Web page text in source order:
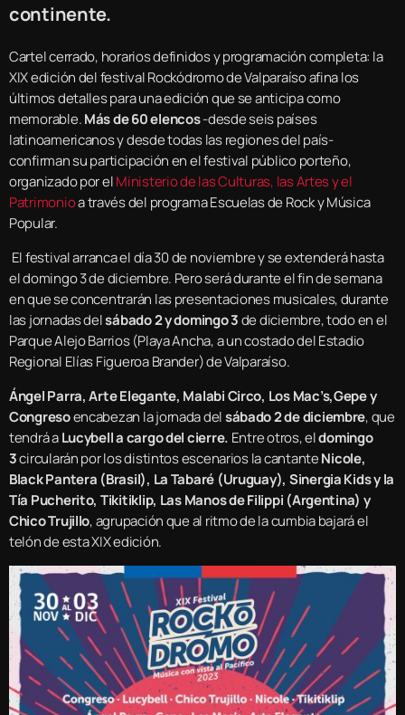
continente.
Cartel cerrado, horarios definidos y programación completa: la
XIX edición del festival Rockódromo de Valparaíso afina los
últimos detalles para una edición que se anticipa como
memorable.Más de 60 elencos-desde seis países
latinoamericanos y desde todas las regiones del país-
confirman su participación en el festival público porteño,
organizado por elMinisterio de las Culturas, las Artes y el
Patrimonioa través del programa Escuelas de Rock y Música
Popular.
El festival arranca el día 30 de noviembre y se extenderá hasta
el domingo 3 de diciembre. Pero será durante el fin de semana
en que se concentrarán las presentaciones musicales, durante
las jornadas delsábado 2 y domingo 3de diciembre, todo en el
Parque Alejo Barrios (Playa Ancha, a un costado del Estadio
Regional Elías Figueroa Brander) de Valparaíso.
Ángel Parra, Arte Elegante, Malabi Circo, Los Mac’s,Gepe y
Congresoencabezan la jornada delsábado 2 de diciembre, que
tendrá aLucybell a cargo del cierre. Entre otros, eldomingo
3circularán por los distintos escenarios la cantanteNicole,
Black Pantera (Brasil), La Tabaré (Uruguay), Sinergia Kids y la
Tía Pucherito, Tikitiklip, Las Manos de Filippi (Argentina) y
Chico Trujillo, agrupación que al ritmo de la cumbia bajará el
telón de esta XIX edición.